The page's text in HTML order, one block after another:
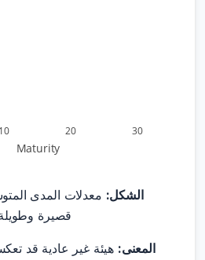
10 20 30
Maturity
الشكل: معدلات المدى
قصيرة
المعنى: هيئة غير عادية قد